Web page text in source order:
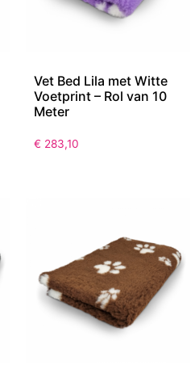
Vet Bed Lila met Witte
Voetprint – Rol van 10
Meter
€ 283,10